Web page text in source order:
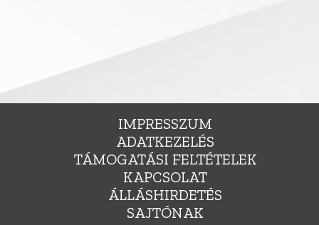
IMPRESSZUM
ADATKEZELÉS
TÁMOGATÁSI FELTÉTELEK
KAPCSOLAT
ÁLLÁSHIRDETÉS
SAJTÓNAK